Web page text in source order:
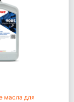
масла для